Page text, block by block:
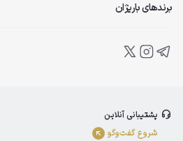
برندهای باریژان
ویتالیر
الویناپشتیبانی آنلاین
شروع گفت‌و‌گو